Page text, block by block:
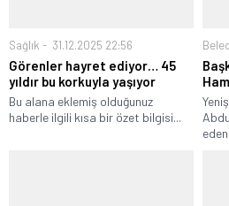
Sağlık 31.12.2025 22:56
Görenler hayret ediyor… 45
yıldır bu korkuyla yaşıyor
Bu alana eklemiş olduğunuz
haberle ilgili kısa bir özet bilgisi...